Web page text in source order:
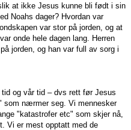
at ikke Jesus kunne bli født i sin
Noahs dager? Hvordan var
var stor på jorden, og at
onde hele dagen lang. Herren
jorden, og han var full av sorg i
og vår tid – dvs rett før Jesus
som nærmer seg. Vi mennesker
"katastrofer etc" som skjer nå,
Vi er mest opptatt med de